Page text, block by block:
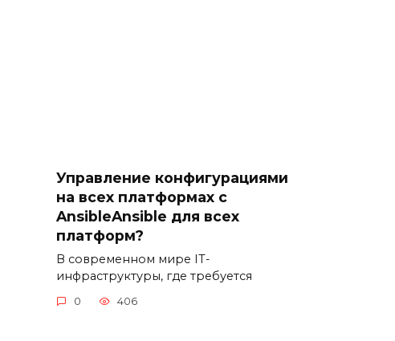
Управление конфигурациями
на всех платформах с
AnsibleAnsible для всех
платформ?
В современном мире IT-
инфраструктуры, где требуется
0 406